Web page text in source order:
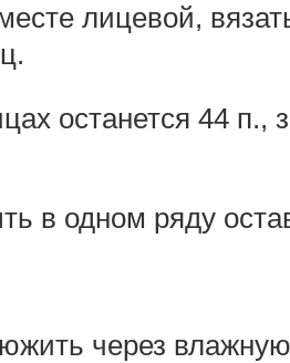
лицевой,
останется 44 п.,
в одном ряду
через